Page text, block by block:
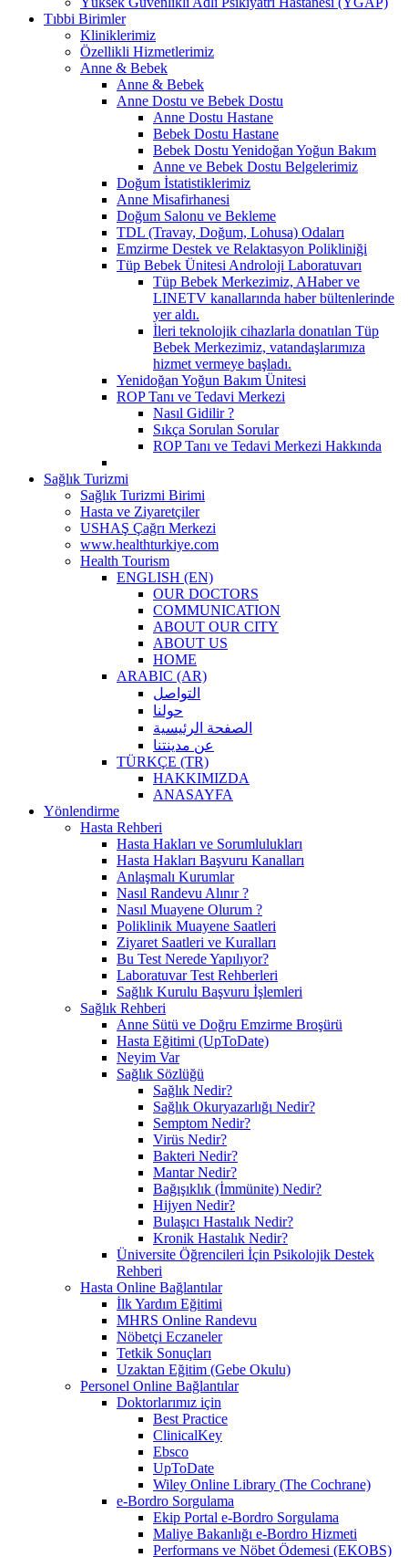
Tıbbi Birimler
Kliniklerimiz
Özellikli Hizmetlerimiz
Anne & Bebek
Anne & Bebek
Anne Dostu ve Bebek Dostu
Anne Dostu Hastane
Bebek Dostu Hastane
Bebek Dostu Yenidoğan Yoğun Bakım
Anne ve Bebek Dostu Belgelerimiz
Doğum İstatistiklerimiz
Anne Misafirhanesi
Doğum Salonu ve Bekleme
TDL (Travay, Doğum, Lohusa) Odaları
Emzirme Destek ve Relaktasyon Polikliniği
Tüp Bebek Ünitesi Androloji Laboratuvarı
Tüp Bebek Merkezimiz, AHaber ve
LINETV kanallarında haber bültenlerinde
yer aldı.
İleri teknolojik cihazlarla donatılan Tüp
Bebek Merkezimiz, vatandaşlarımıza
hizmet vermeye başladı.
Yenidoğan Yoğun Bakım Ünitesi
ROP Tanı ve Tedavi Merkezi
Nasıl Gidilir ?
Sıkça Sorulan Sorular
ROP Tanı ve Tedavi Merkezi Hakkında
Sağlık Turizmi
Sağlık Turizmi Birimi
Hasta ve Ziyaretçiler
USHAŞ Çağrı Merkezi
www.healthturkiye.com
Health Tourism
ENGLISH (EN)
OUR DOCTORS
COMMUNICATION
ABOUT OUR CITY
ABOUT US
HOME
ARABIC (AR)
التواصل
حولنا
الصفحة الرئيسية
عن مدينتنا
TÜRKÇE (TR)
HAKKIMIZDA
ANASAYFA
Yönlendirme
Hasta Rehberi
Hasta Hakları ve Sorumlulukları
Hasta Hakları Başvuru Kanalları
Anlaşmalı Kurumlar
Nasıl Randevu Alınır ?
Nasıl Muayene Olurum ?
Poliklinik Muayene Saatleri
Ziyaret Saatleri ve Kuralları
Bu Test Nerede Yapılıyor?
Laboratuvar Test Rehberleri
Sağlık Kurulu Başvuru İşlemleri
Sağlık Rehberi
Anne Sütü ve Doğru Emzirme Broşürü
Hasta Eğitimi (UpToDate)
Neyim Var
Sağlık Sözlüğü
Sağlık Nedir?
Sağlık Okuryazarlığı Nedir?
Semptom Nedir?
Virüs Nedir?
Bakteri Nedir?
Mantar Nedir?
Bağışıklık (İmmünite) Nedir?
Hijyen Nedir?
Bulaşıcı Hastalık Nedir?
Kronik Hastalık Nedir?
Üniversite Öğrencileri İçin Psikolojik Destek
Rehberi
Hasta Online Bağlantılar
İlk Yardım Eğitimi
MHRS Online Randevu
Nöbetçi Eczaneler
Tetkik Sonuçları
Uzaktan Eğitim (Gebe Okulu)
Personel Online Bağlantılar
Doktorlarımız için
Best Practice
ClinicalKey
Ebsco
UpToDate
Wiley Online Library (The Cochrane)
e-Bordro Sorgulama
Ekip Portal e-Bordro Sorgulama
Maliye Bakanlığı e-Bordro Hizmeti
Performans ve Nöbet Ödemesi (EKOBS)